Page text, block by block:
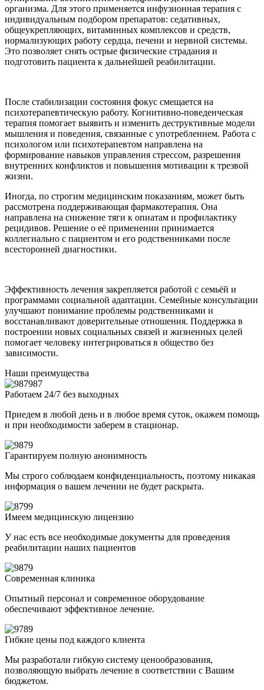
организма. Для этого применяется инфузионная терапия с
индивидуальным подбором препаратов: седативных,
общеукрепляющих, витаминных комплексов и средств,
нормализующих работу сердца, печени и нервной системы.
Это позволяет снять острые физические страдания и
подготовить пациента к дальнейшей реабилитации.
После стабилизации состояния фокус смещается на
психотерапевтическую работу. Когнитивно-поведенческая
терапия помогает выявить и изменить деструктивные модели
мышления и поведения, связанные с употреблением. Работа с
психологом или психотерапевтом направлена на
формирование навыков управления стрессом, разрешения
внутренних конфликтов и повышения мотивации к трезвой
жизни.
Иногда, по строгим медицинским показаниям, может быть
рассмотрена поддерживающая фармакотерапия. Она
направлена на снижение тяги к опиатам и профилактику
рецидивов. Решение о её применении принимается
коллегиально с пациентом и его родственниками после
всесторонней диагностики.
Эффективность лечения закрепляется работой с семьёй и
программами социальной адаптации. Семейные консультации
улучшают понимание проблемы родственниками и
восстанавливают доверительные отношения. Поддержка в
построении новых социальных связей и жизненных целей
помогает человеку интегрироваться в общество без
зависимости.
Наши преимущества
Работаем 24/7 без выходных
Приедем в любой день и в любое время суток, окажем помощь
и при необходимости заберем в стационар.
Гарантируем полную анонимность
Мы строго соблюдаем конфиденциальность, поэтому никакая
информация о вашем лечении не будет раскрыта.
Имеем медицинскую лицензию
У нас есть все необходимые документы для проведения
реабилитации наших пациентов
Современная клиника
Опытный персонал и современное оборудование
обеспечивают эффективное лечение.
Гибкие цены под каждого клиента
Мы разработали гибкую систему ценообразования,
позволяющую выбрать лечение в соответствии с Вашим
бюджетом.